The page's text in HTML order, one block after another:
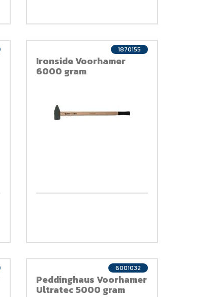
Ironside Voorhamer
6000 gram
1870155
Peddinghaus Voorhamer
Ultratec 5000 gram
6001032